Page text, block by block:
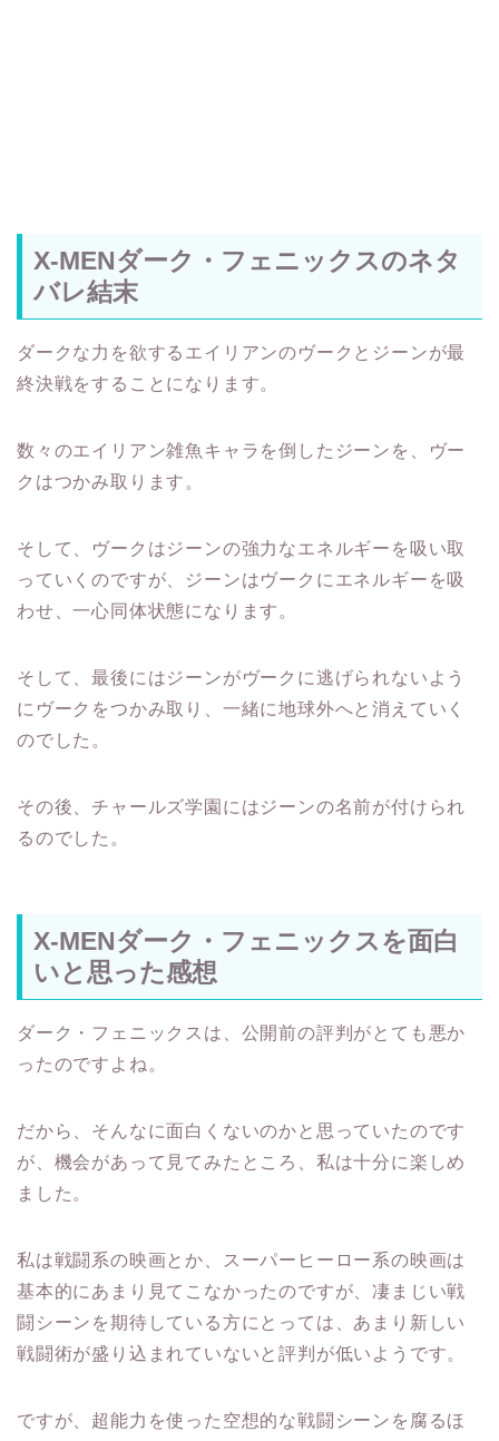
X-MENダーク・フェニックスのネタ
バレ結末
ダークな力を欲するエイリアンのヴークとジーンが最
終決戦をすることになります。
数々のエイリアン雑魚キャラを倒したジーンを、ヴー
クはつかみ取ります。
そして、ヴークはジーンの強力なエネルギーを吸い取
っていくのですが、ジーンはヴークにエネルギーを吸
わせ、一心同体状態になります。
そして、最後にはジーンがヴークに逃げられないよう
にヴークをつかみ取り、一緒に地球外へと消えていく
のでした。
その後、チャールズ学園にはジーンの名前が付けられ
るのでした。
X-MENダーク・フェニックスを面白
いと思った感想
ダーク・フェニックスは、公開前の評判がとても悪か
ったのですよね。
だから、そんなに面白くないのかと思っていたのです
が、機会があって見てみたところ、私は十分に楽しめ
ました。
私は戦闘系の映画とか、スーパーヒーロー系の映画は
基本的にあまり見てこなかったのですが、凄まじい戦
闘シーンを期待している方にとっては、あまり新しい
戦闘術が盛り込まれていないと評判が低いようです。
ですが、超能力を使った空想的な戦闘シーンを腐るほ